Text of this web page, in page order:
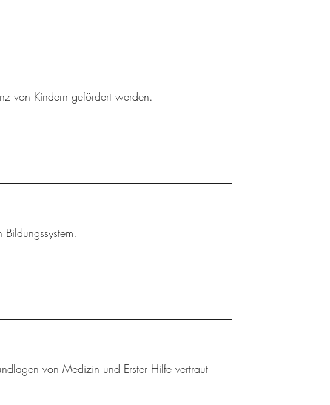
von Kindern gefördert werden.
von Medizin und Erster Hilfe vertraut